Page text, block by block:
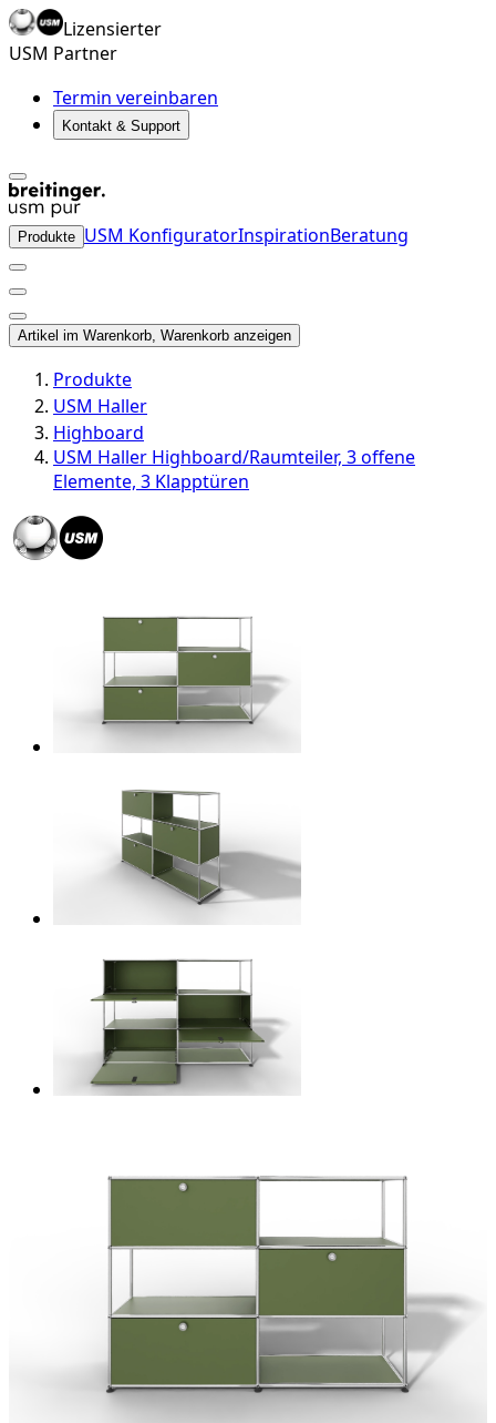
Lizensierter
USM Partner
Termin vereinbaren
Kontakt & Support
Produkte USM KonfiguratorInspirationBeratung
Artikel im Warenkorb, Warenkorb anzeigen
Produkte
USM Haller
Highboard
USM Haller Highboard/Raumteiler, 3 offene
Elemente, 3 Klapptüren